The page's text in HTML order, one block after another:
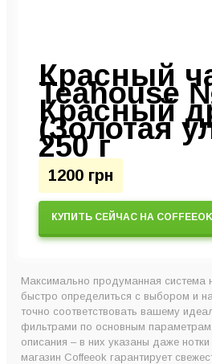
Красный
Teahouse
Красный
(Золотая
250 г
1200 грн
КУПИТЬ СЕЙЧАС НА COFFEEOK
Максимально продуманная система
быстро определиться с выбором и
точно соответствовать вашему
фильтрами по основным
описания – в них указаны даже нотки
магазин Coffeeok гарантирует